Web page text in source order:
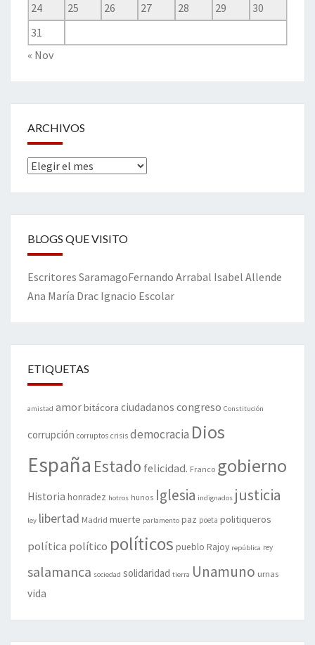
24
25 26 27 28 29
30
31
« Nov
ARCHIVOS
Archivos
BLOGS QUE VISITO
Escritores SaramagoFernando Arrabal Isabel Allende
Ana María Drac Ignacio Escolar
ETIQUETAS
amistad amorbitácora ciudadanos congreso Constitución
corrupción corruptos crisis democracia Dios
España Estado felicidad. Franco gobierno
Historia honradez hotros hunos Iglesia indignados justicia
ley libertad Madrid muerte parlamento paz poeta politiqueros
política político políticos pueblo Rajoy república rey
salamanca sociedad solidaridad tierra Unamuno urnas
vida